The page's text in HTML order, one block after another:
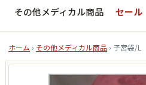
その他メディカル商品 セール
ホーム › その他メディカル商品 › 子宮袋/L